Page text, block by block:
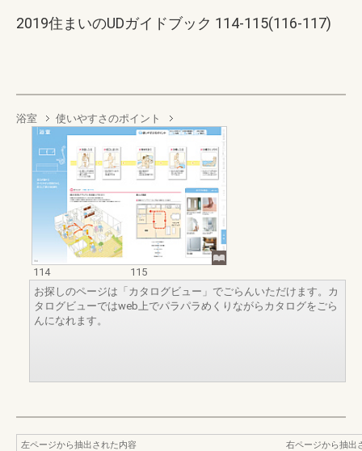
2019住まいのUDガイドブック 114-115(116-117)
浴室 使いやすさのポイント
114
115
お探しのページは「カタログビュー」でごらんいただけます。カ
タログビューではweb上でパラパラめくりながらカタログをごら
んになれます。
左ページから抽出された内容
右ページから抽出